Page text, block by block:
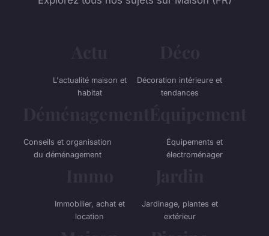
L'actualité maison et
habitat
Décoration intérieure et
tendances
Conseils et organisation
du déménagement
Équipements et
électroménager
Immobilier, achat et
location
Jardinage, plantes et
extérieur